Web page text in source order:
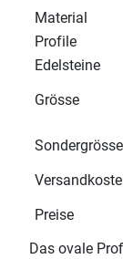
Material
Profile
Edelsteine
Grösse
Sondergrösse
Preise
Das ovale